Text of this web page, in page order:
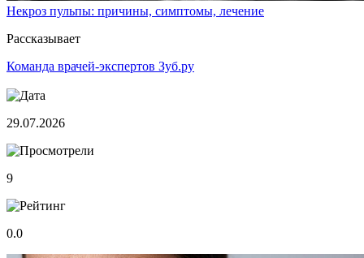
Некроз пульпы: причины, симптомы, лечение
Рассказывает
Команда врачей-экспертов Зуб.ру
29.07.2026
9
0.0